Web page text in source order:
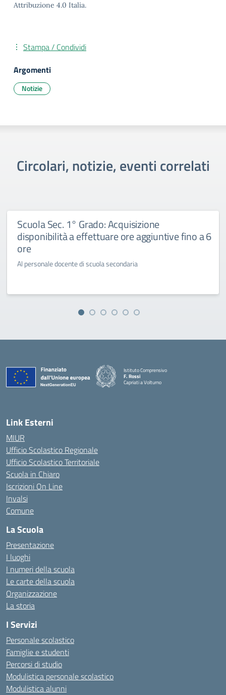
Attribuzione 4.0 Italia.
Stampa / Condividi
Argomenti
Notizie
Circolari, notizie, eventi correlati
Scuola Sec. 1° Grado: Acquisizione
disponibilità a effettuare ore aggiuntive fino a 6
ore
Al personale docente di scuola secondaria
Istituto Comprensivo
F. Rossi
Capriati a Volturno
— Visita la pagina iniziale della scuola
Link Esterni
MIUR
Ufficio Scolastico Regionale
Ufficio Scolastico Territoriale
Scuola in Chiaro
Iscrizioni On Line
Invalsi
Comune
La Scuola
Presentazione
I luoghi
I numeri della scuola
Le carte della scuola
Organizzazione
La storia
I Servizi
Personale scolastico
Famiglie e studenti
Percorsi di studio
Modulistica personale scolastico
Modulistica alunni